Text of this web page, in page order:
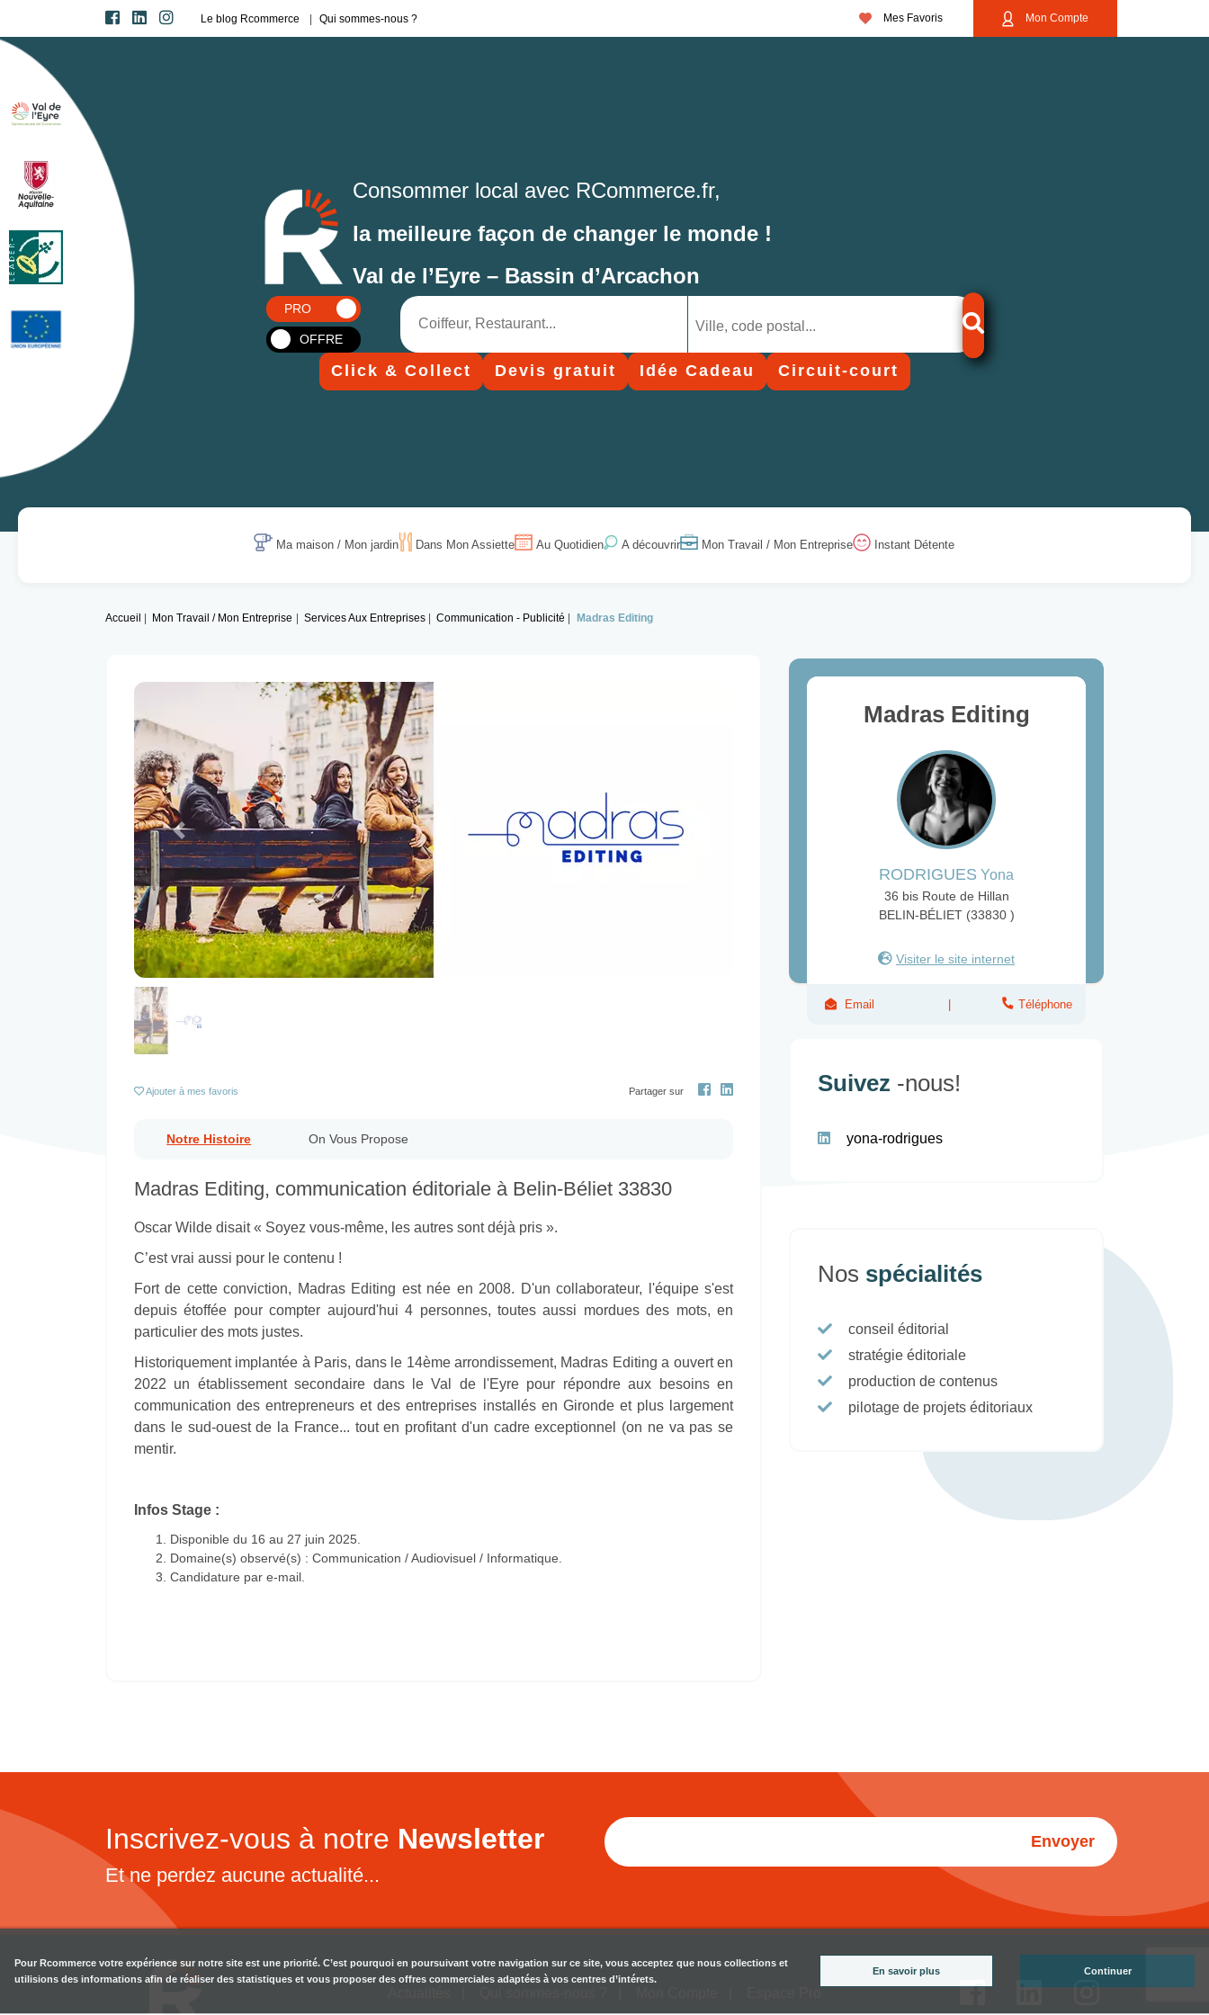
Le blog Rcommerce Qui sommes-nous ? Mes Favoris Mon Compte
Consommer local avec RCommerce.fr,
la meilleure façon de changer le monde !
Val de l’Eyre – Bassin d’Arcachon
PRO
OFFRE
Click & Collect Devis gratuit Idée Cadeau Circuit-court
Ma maison / Mon jardin Dans Mon Assiette Au Quotidien A découvrir Mon Travail / Mon Entreprise Instant Détente
Accueil Mon Travail / Mon Entreprise Services Aux Entreprises Communication - Publicité Madras Editing
Previous
Ajouter à mes favoris Partager sur
Notre Histoire On Vous Propose
Madras Editing, communication éditoriale à Belin-Béliet 33830
Oscar Wilde disait « Soyez vous-même, les autres sont déjà pris ».
C’est vrai aussi pour le contenu !
Fort de cette conviction, Madras Editing est née en 2008. D'un collaborateur, l'équipe s'est
depuis étoffée pour compter aujourd'hui 4 personnes, toutes aussi mordues des mots, en
particulier des mots justes.
Historiquement implantée à Paris, dans le 14ème arrondissement, Madras Editing a ouvert en
2022 un établissement secondaire dans le Val de l'Eyre pour répondre aux besoins en
communication des entrepreneurs et des entreprises installés en Gironde et plus largement
dans le sud-ouest de la France... tout en profitant d'un cadre exceptionnel (on ne va pas se
mentir.
Infos Stage :
Disponible du 16 au 27 juin 2025.
Domaine(s) observé(s) : Communication / Audiovisuel / Informatique.
Candidature par e-mail.
Madras Editing
RODRIGUES Yona
36 bis Route de Hillan
BELIN-BÉLIET (33830 )
Visiter le site internet
Email Téléphone
Suivez -nous!
yona-rodrigues
Nos spécialités
conseil éditorial
stratégie éditoriale
production de contenus
pilotage de projets éditoriaux
Inscrivez-vous à notre Newsletter
Et ne perdez aucune actualité...
Envoyer
Pour Rcommerce votre expérience sur notre site est une priorité. C’est pourquoi en poursuivant votre navigation sur ce site, vous acceptez que nous collections et
utilisions des informations afin de réaliser des statistiques et vous proposer des offres commerciales adaptées à vos centres d’intérets.
En savoir plus Continuer